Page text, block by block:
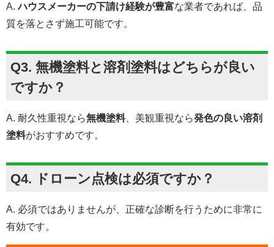
A.ハウスメーカーの下請け経験が豊富な業者であれば、品
質を落とさず施工可能です。
Q3. 無機塗料と溶剤塗料はどちらが良い
ですか？
A. 耐久性重視なら無機塗料、美観重視なら発色の良い溶剤
塗料がおすすめです。
Q4. ドローン点検は必須ですか？
A. 必須ではありませんが、正確な診断を行うために非常に
有効です。